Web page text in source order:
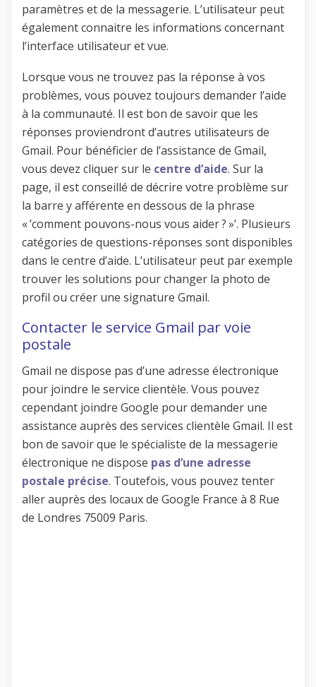
paramètres et de la messagerie. L’utilisateur peut
également connaitre les informations concernant
l’interface utilisateur et vue.
Lorsque vous ne trouvez pas la réponse à vos
problèmes, vous pouvez toujours demander l’aide
à la communauté. Il est bon de savoir que les
réponses proviendront d’autres utilisateurs de
Gmail. Pour bénéficier de l’assistance de Gmail,
vous devez cliquer sur le centre d’aide. Sur la
page, il est conseillé de décrire votre problème sur
la barre y afférente en dessous de la phrase
« ’comment pouvons-nous vous aider ? »’. Plusieurs
catégories de questions-réponses sont disponibles
dans le centre d’aide. L’utilisateur peut par exemple
trouver les solutions pour changer la photo de
profil ou créer une signature Gmail.
Contacter le service Gmail par voie
postale
Gmail ne dispose pas d’une adresse électronique
pour joindre le service clientèle. Vous pouvez
cependant joindre Google pour demander une
assistance auprès des services clientèle Gmail. Il est
bon de savoir que le spécialiste de la messagerie
électronique ne dispose pas d’une adresse
postale précise. Toutefois, vous pouvez tenter
aller auprès des locaux de Google France à 8 Rue
de Londres 75009 Paris.